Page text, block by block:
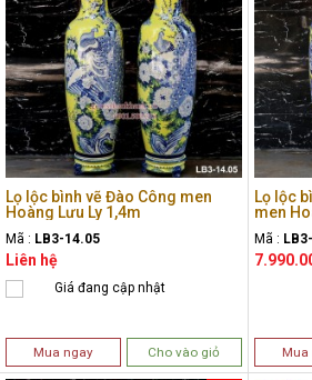
Lọ lộc bình vẽ Đào Công men
Hoàng Lưu Ly 1,4m
Mã : LB3-14.05
Liên hệ
Giá đang cập nhật
Mua ngay Cho vào giỏ
Lọ lộc
men
Mã :
Mua